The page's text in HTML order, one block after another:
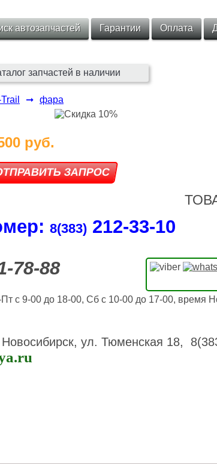
автозапчастей Гарантии Оплата
запчастей в наличии
➞ фара
руб.
8(383) 212‑33‑10
78-88
с 9-00 до 18-00, Сб с 10-00 до 17-00, время
Новосибирск, ул. Тюменская 18,